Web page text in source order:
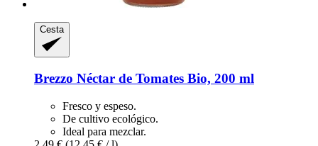
Cesta
Brezzo Néctar de Tomates Bio, 200 ml
Fresco y espeso.
De cultivo ecológico.
Ideal para mezclar.